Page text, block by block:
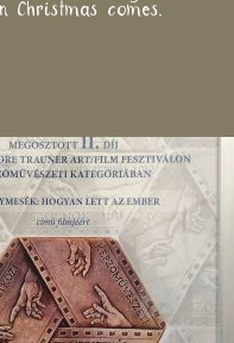
Christmas comes.